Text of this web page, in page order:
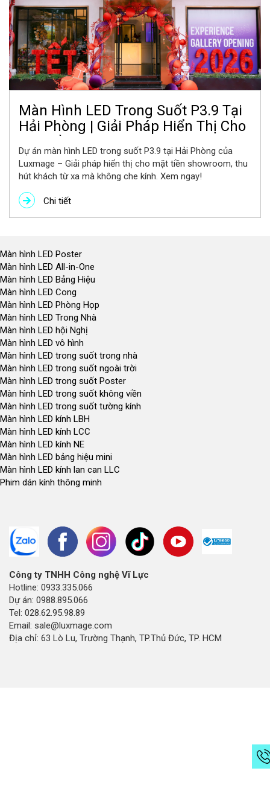
Màn Hình LED Trong Suốt P3.9 Tại
Hải Phòng | Giải Pháp Hiển Thị Cho
Mặt Tiền Showroom
Dự án màn hình LED trong suốt P3.9 tại Hải Phòng của
Luxmage – Giải pháp hiển thị cho mặt tiền showroom, thu
hút khách từ xa mà không che kính. Xem ngay!
Chi tiết
Màn hình LED Poster
Màn hình LED All-in-One
Màn hình LED Bảng Hiệu
Màn hình LED Cong
Màn hình LED Phòng Họp
Màn hình LED Trong Nhà
Màn hình LED hội Nghị
Màn hình LED vô hình
Màn hình LED trong suốt trong nhà
Màn hình LED trong suốt ngoài trời
Màn hình LED trong suốt Poster
Màn hình LED trong suốt không viền
Màn hình LED trong suốt tường kính
Màn hình LED kính LBH
Màn hình LED kính LCC
Màn hình LED kính NE
Màn hình LED bảng hiệu mini
Màn hình LED kính lan can LLC
Phim dán kính thông minh
Công ty TNHH Công nghệ Vĩ Lực
Hotline: 0933.335.066
Dự án: 0988.895.066
Tel: 028.62.95.98.89
Email: sale@luxmage.com
Địa chỉ: 63 Lò Lu, Trường Thạnh, TP.Thủ Đức, TP. HCM